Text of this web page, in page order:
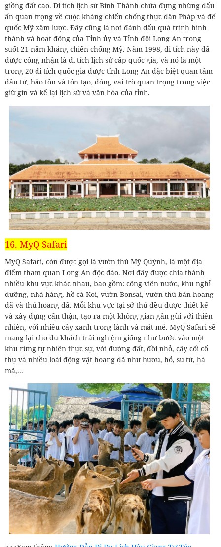
giồng đất cao. Di tích lịch sử Bình Thành chứa đựng những dấu
ấn quan trọng về cuộc kháng chiến chống thực dân Pháp và đế
quốc Mỹ xâm lược. Đây cũng là nơi đánh dấu quá trình hình
thành và hoạt động của Tỉnh ủy và Tỉnh đội Long An trong
suốt 21 năm kháng chiến chống Mỹ. Năm 1998, di tích này đã
được công nhận là di tích lịch sử cấp quốc gia, và nó là một
trong 20 di tích quốc gia được tỉnh Long An đặc biệt quan tâm
đầu tư, bảo tồn và tôn tạo, đóng vai trò quan trọng trong việc
giữ gìn và kể lại lịch sử và văn hóa của tỉnh.
16. MyQ Safari
MyQ Safari, còn được gọi là vườn thú Mỹ Quỳnh, là một địa
điểm tham quan Long An độc đáo. Nơi đây được chia thành
nhiều khu vực khác nhau, bao gồm: công viên nước, khu nghỉ
dưỡng, nhà hàng, hồ cá Koi, vườn Bonsai, vườn thú bán hoang
dã và thú hoang dã. Mỗi khu vực tại sở thú đều được thiết kế
và xây dựng cẩn thận, tạo ra một không gian gần gũi với thiên
nhiên, với nhiều cây xanh trong lành và mát mẻ. MyQ Safari sẽ
mang lại cho du khách trải nghiệm giống như bước vào một
khu rừng tự nhiên thực sự, với đường đất, đồi nhỏ, cây cối cổ
thụ và nhiều loài động vật hoang dã như hươu, hổ, sư tử, hà
mã,...